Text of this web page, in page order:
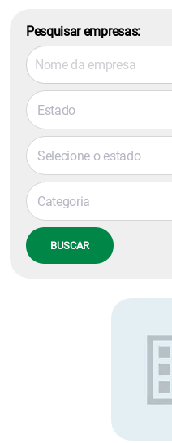
Pesquisar empresas:
Estado
Selecione o estado
Categoria
BUSCAR